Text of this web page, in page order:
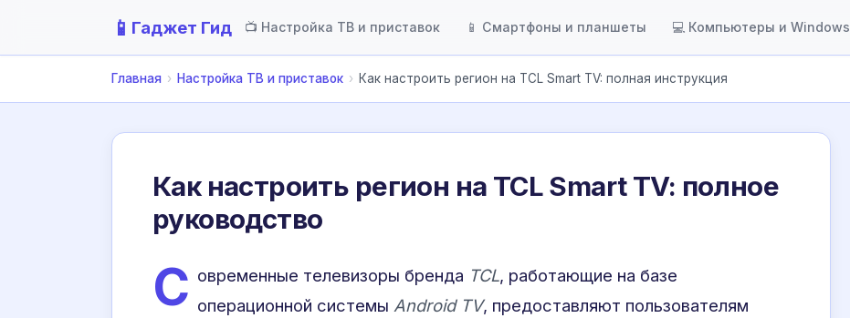
📱 Гаджет Гид 📺 Настройка ТВ и приставок 📱 Смартфоны и планшеты 💻 Компьютеры и Windows
Главная › Настройка ТВ и приставок › Как настроить регион на TCL Smart TV: полная инструкция
Как настроить регион на TCL Smart TV: полное
руководство
С овременные телевизоры бренда TCL, работающие на базе
операционной системы Android TV, предоставляют пользователям